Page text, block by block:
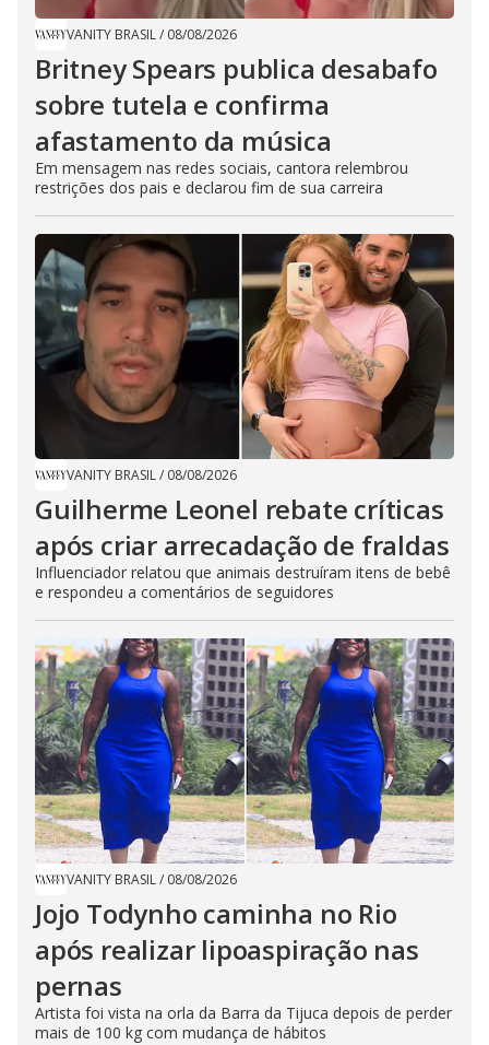
VANITY BRASIL/ 08/08/2026
Britney Spears publica desabafo
sobre tutela e confirma
afastamento da música
Em mensagem nas redes sociais, cantora relembrou
restrições dos pais e declarou fim de sua carreira
VANITY BRASIL/ 08/08/2026
Guilherme Leonel rebate críticas
após criar arrecadação de fraldas
Influenciador relatou que animais destruíram itens de bebê
e respondeu a comentários de seguidores
VANITY BRASIL/ 08/08/2026
Jojo Todynho caminha no Rio
após realizar lipoaspiração nas
pernas
Artista foi vista na orla da Barra da Tijuca depois de perder
mais de 100 kg com mudança de hábitos